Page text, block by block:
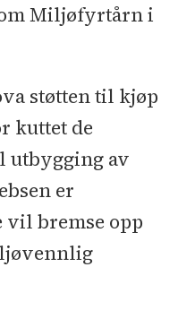
Miljøfyrtårn i
støtten til kjøp
kuttet de
utbygging av
er
bremse opp